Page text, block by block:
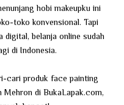
hobi makeupku ini
toko konvensional. Tapi
digital, belanja online sudah
di Indonesia.
cari produk face painting
Mehron di BukaLapak.com,